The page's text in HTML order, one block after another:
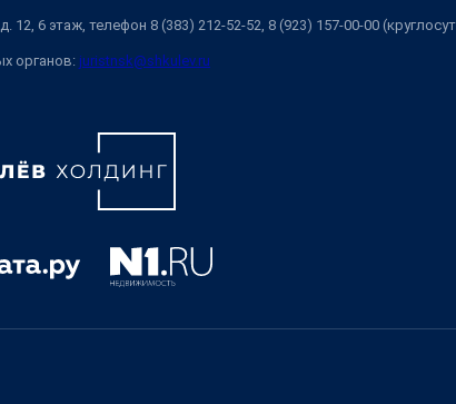
6 этаж, телефон 8 (383) 212-52-52, 8 (923) 157-00-00
органов: juristnsk@shkulev.ru